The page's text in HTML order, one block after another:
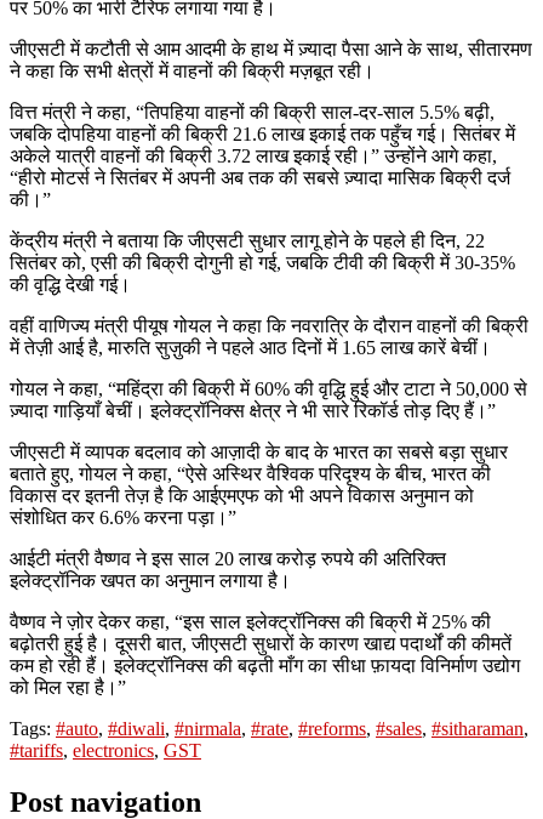
पर 50% का भारी टैरिफ लगाया गया है।
जीएसटी में कटौती से आम आदमी के हाथ में ज़्यादा पैसा आने के साथ, सीतारमण
ने कहा कि सभी क्षेत्रों में वाहनों की बिक्री मज़बूत रही।
वित्त मंत्री ने कहा, “तिपहिया वाहनों की बिक्री साल-दर-साल 5.5% बढ़ी,
जबकि दोपहिया वाहनों की बिक्री 21.6 लाख इकाई तक पहुँच गई। सितंबर में
अकेले यात्री वाहनों की बिक्री 3.72 लाख इकाई रही।” उन्होंने आगे कहा,
“हीरो मोटर्स ने सितंबर में अपनी अब तक की सबसे ज़्यादा मासिक बिक्री दर्ज
की।”
केंद्रीय मंत्री ने बताया कि जीएसटी सुधार लागू होने के पहले ही दिन, 22
सितंबर को, एसी की बिक्री दोगुनी हो गई, जबकि टीवी की बिक्री में 30-35%
की वृद्धि देखी गई।
वहीं वाणिज्य मंत्री पीयूष गोयल ने कहा कि नवरात्रि के दौरान वाहनों की बिक्री
में तेज़ी आई है, मारुति सुज़ुकी ने पहले आठ दिनों में 1.65 लाख कारें बेचीं।
गोयल ने कहा, “महिंद्रा की बिक्री में 60% की वृद्धि हुई और टाटा ने 50,000 से
ज़्यादा गाड़ियाँ बेचीं। इलेक्ट्रॉनिक्स क्षेत्र ने भी सारे रिकॉर्ड तोड़ दिए हैं।”
जीएसटी में व्यापक बदलाव को आज़ादी के बाद के भारत का सबसे बड़ा सुधार
बताते हुए, गोयल ने कहा, “ऐसे अस्थिर वैश्विक परिदृश्य के बीच, भारत की
विकास दर इतनी तेज़ है कि आईएमएफ को भी अपने विकास अनुमान को
संशोधित कर 6.6% करना पड़ा।”
आईटी मंत्री वैष्णव ने इस साल 20 लाख करोड़ रुपये की अतिरिक्त
इलेक्ट्रॉनिक खपत का अनुमान लगाया है।
वैष्णव ने ज़ोर देकर कहा, “इस साल इलेक्ट्रॉनिक्स की बिक्री में 25% की
बढ़ोतरी हुई है। दूसरी बात, जीएसटी सुधारों के कारण खाद्य पदार्थों की कीमतें
कम हो रही हैं। इलेक्ट्रॉनिक्स की बढ़ती माँग का सीधा फ़ायदा विनिर्माण उद्योग
को मिल रहा है।”
Tags: #auto, #diwali, #nirmala, #rate, #reforms, #sales, #sitharaman,
#tariffs, electronics, GST
Post navigation